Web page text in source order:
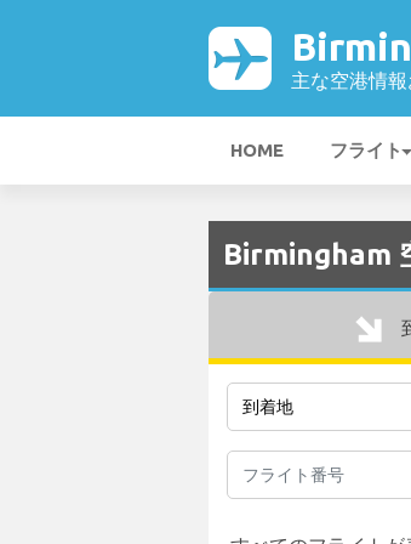
主な空港情
HOME フライト
Birmingham